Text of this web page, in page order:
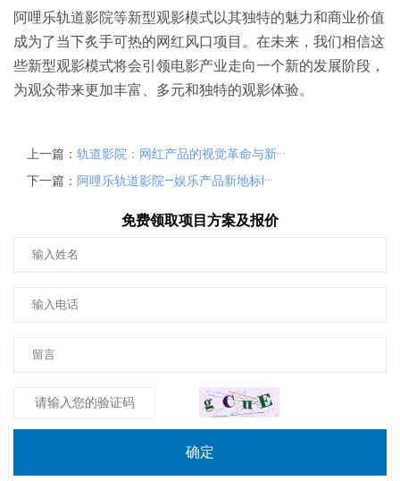
阿哩乐轨道影院等新型观影模式以其独特的魅力和商业价值
成为了当下炙手可热的网红风口项目。在未来，我们相信这
些新型观影模式将会引领电影产业走向一个新的发展阶段，
为观众带来更加丰富、多元和独特的观影体验。
上一篇： 轨道影院：网红产品的视觉革命与新···
下一篇： 阿哩乐轨道影院—娱乐产品新地标I···
免费领取项目方案及报价
确定